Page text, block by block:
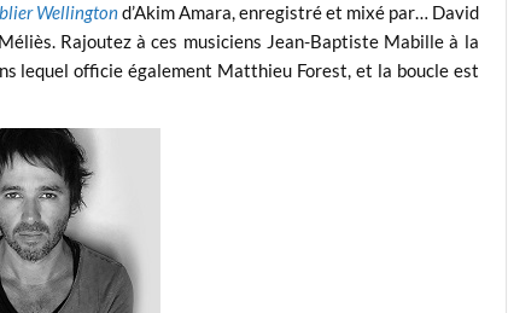
Wellingtond’Akim Amara, enregistré et mixé par… David
Rajoutez à ces musiciens Jean-Baptiste Mabille à la
lequel officie également Matthieu Forest, et la boucle est